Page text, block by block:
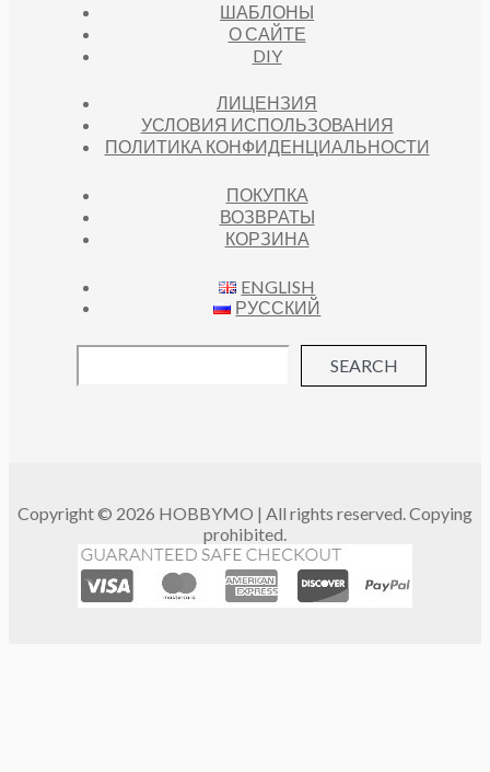
ШАБЛОНЫ
О САЙТЕ
DIY
ЛИЦЕНЗИЯ
УСЛОВИЯ ИСПОЛЬЗОВАНИЯ
ПОЛИТИКА КОНФИДЕНЦИАЛЬНОСТИ
ПОКУПКА
ВОЗВРАТЫ
КОРЗИНА
ENGLISH
РУССКИЙ
SEARCH
Copyright © 2026 HOBBYMO | All rights reserved. Copying
prohibited.